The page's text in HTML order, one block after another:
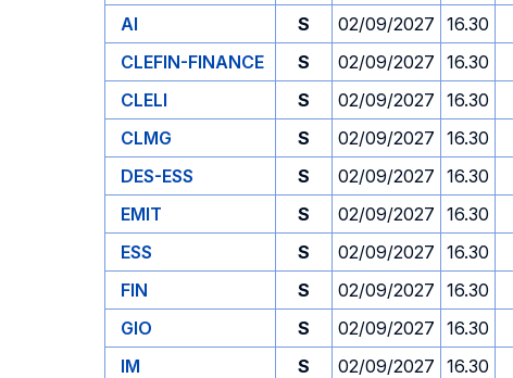
AI
S 02/09/2027 16.30
CLEFIN-FINANCE
S 02/09/2027 16.30
CLELI
S 02/09/2027 16.30
CLMG
S 02/09/2027 16.30
DES-ESS
S 02/09/2027 16.30
EMIT
S 02/09/2027 16.30
ESS
S 02/09/2027 16.30
FIN
S 02/09/2027 16.30
GIO
S 02/09/2027 16.30
IM
S 02/09/2027 16.30